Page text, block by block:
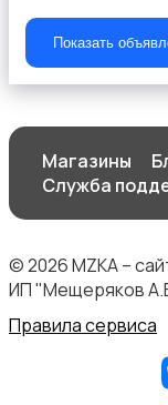
Штаны и шорты
Другое
Показать
Магазины
Служба
© 2026 MZKA –
ИП "Мещеряков
Правила сервиса